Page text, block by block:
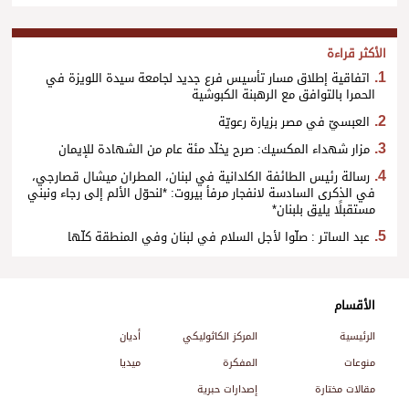
الأكثر قراءة
اتفاقية إطلاق مسار تأسيس فرع جديد لجامعة سيدة اللويزة في
الحمرا بالتوافق مع الرهبنة الكبوشية
العبسيّ في مصر بزيارة رعويّة
مزار شهداء المكسيك: صرح يخلّد مئة عام من الشهادة للإيمان
رسالة رئيس الطائفة الكلدانية في لبنان، المطران ميشال قصارجي،
في الذكرى السادسة لانفجار مرفأ بيروت: *لنحوّل الألم إلى رجاء ونبني
مستقبلًا يليق بلبنان*
عبد الساتر : صلّوا لأجل السلام في لبنان وفي المنطقة كلّها
الأقسام
الرئيسية المركز الكاثوليكي
أديان
منوعات
المفكرة
ميديا
مقالات مختارة
إصدارات حبرية